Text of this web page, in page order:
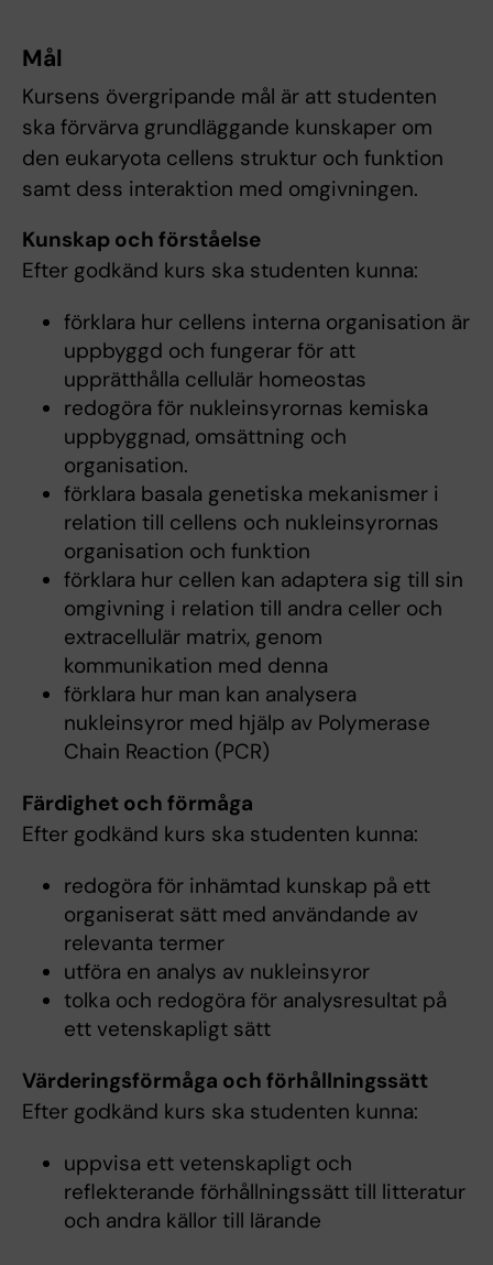
Mål
Kursens övergripande mål är att studenten
ska förvärva grundläggande kunskaper om
den eukaryota cellens struktur och funktion
samt dess interaktion med omgivningen.
Kunskap och förståelse
Efter godkänd kurs ska studenten kunna:
förklara hur cellens interna organisation är
uppbyggd och fungerar för att
upprätthålla cellulär homeostas
redogöra för nukleinsyrornas kemiska
uppbyggnad, omsättning och
organisation.
förklara basala genetiska mekanismer i
relation till cellens och nukleinsyrornas
organisation och funktion
förklara hur cellen kan adaptera sig till sin
omgivning i relation till andra celler och
extracellulär matrix, genom
kommunikation med denna
förklara hur man kan analysera
nukleinsyror med hjälp av Polymerase
Chain Reaction (PCR)
Färdighet och förmåga
Efter godkänd kurs ska studenten kunna:
redogöra för inhämtad kunskap på ett
organiserat sätt med användande av
relevanta termer
utföra en analys av nukleinsyror
tolka och redogöra för analysresultat på
ett vetenskapligt sätt
Värderingsförmåga och förhållningssätt
Efter godkänd kurs ska studenten kunna:
uppvisa ett vetenskapligt och
reflekterande förhållningssätt till litteratur
och andra källor till lärande